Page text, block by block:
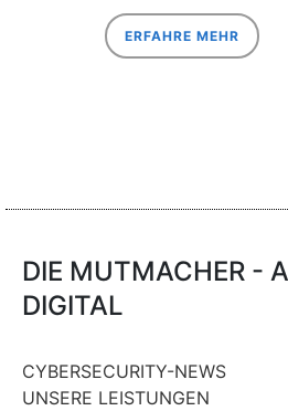
ERFAHRE MEHR
DIE MUTMACHER -
DIGITAL
CYBERSECURITY-NEWS
UNSERE LEISTUNGEN